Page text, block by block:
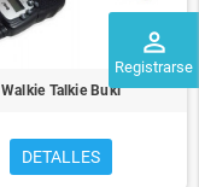
perm_identity
Registrarse
Walkie Talkie Buki
DETALLES